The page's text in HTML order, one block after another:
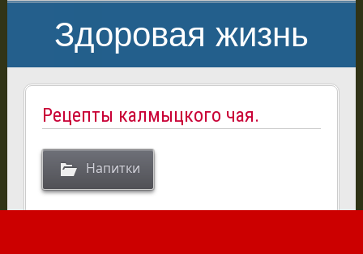
Здоровая жизнь
Рецепты калмыцкого чая.
Напитки